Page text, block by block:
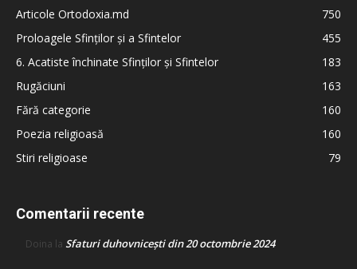
Articole Ortodoxia.md
750
Proloagele Sfinților și a Sfintelor
455
6. Acatiste închinate Sfinților și Sfintelor
183
Rugăciuni
163
Fără categorie
160
Poezia religioasă
160
Stiri religioase
79
Comentarii recente
Doina la Sfaturi duhovnicești din 20 octombrie 2024